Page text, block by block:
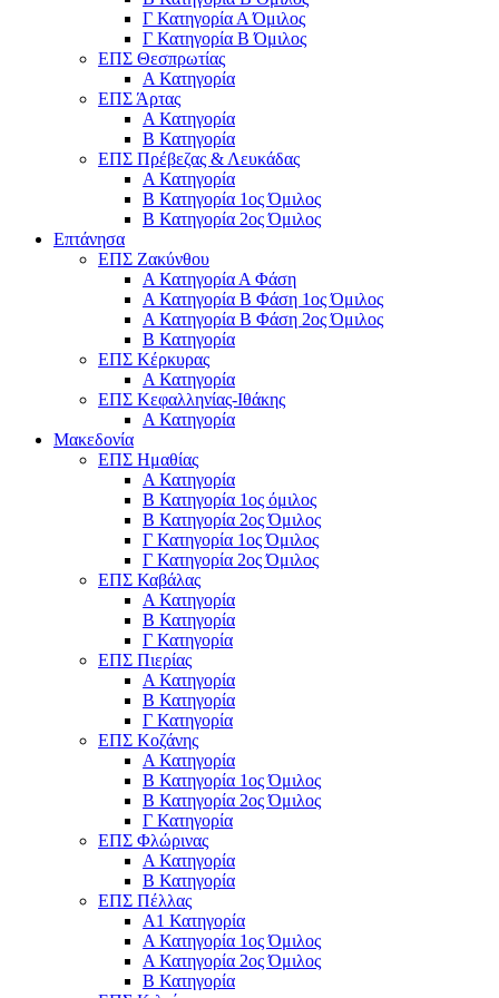
Γ Κατηγορία Α Όμιλος
Γ Κατηγορία Β Όμιλος
ΕΠΣ Θεσπρωτίας
Α Κατηγορία
ΕΠΣ Άρτας
Α Κατηγορία
Β Κατηγορία
ΕΠΣ Πρέβεζας & Λευκάδας
Α Κατηγορία
Β Κατηγορία 1ος Όμιλος
Β Κατηγορία 2ος Όμιλος
Επτάνησα
ΕΠΣ Ζακύνθου
Α Κατηγορία Α Φάση
Α Κατηγορία Β Φάση 1ος Όμιλος
Α Κατηγορία Β Φάση 2ος Όμιλος
Β Κατηγορία
ΕΠΣ Κέρκυρας
A Κατηγορία
ΕΠΣ Κεφαλληνίας-Ιθάκης
Α Κατηγορία
Μακεδονία
ΕΠΣ Ημαθίας
Α Κατηγορία
Β Κατηγορία 1ος όμιλος
Β Κατηγορία 2ος Όμιλος
Γ Κατηγορία 1ος Όμιλος
Γ Κατηγορία 2ος Όμιλος
ΕΠΣ Καβάλας
Α Κατηγορία
Β Κατηγορία
Γ Κατηγορία
ΕΠΣ Πιερίας
Α Κατηγορία
Β Κατηγορία
Γ Κατηγορία
ΕΠΣ Κοζάνης
Α Κατηγορία
Β Κατηγορία 1ος Όμιλος
Β Κατηγορία 2ος Όμιλος
Γ Κατηγορία
ΕΠΣ Φλώρινας
Α Κατηγορία
Β Κατηγορία
ΕΠΣ Πέλλας
Α1 Κατηγορία
Α Κατηγορία 1ος Όμιλος
Α Κατηγορία 2ος Όμιλος
Β Κατηγορία